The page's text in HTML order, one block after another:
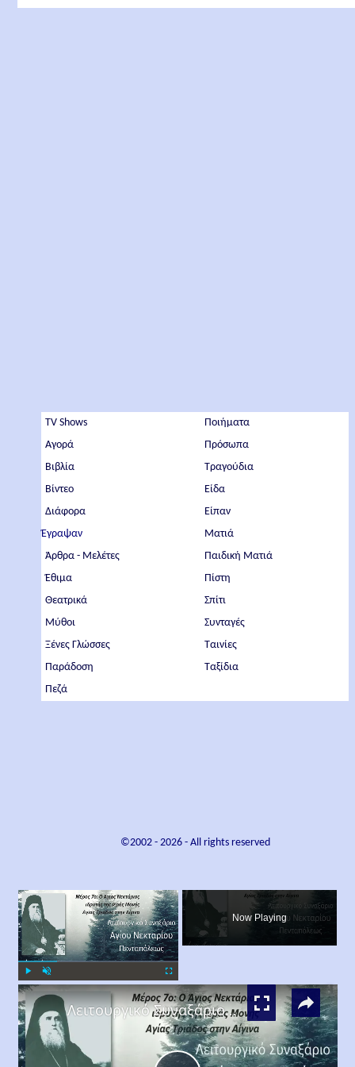
TV Shows
Αγορά
Βιβλία
Βίντεο
Διάφορα
Έγραψαν
Άρθρα - Μελέτες
Έθιμα
Θεατρικά
Μύθοι
Ξένες Γλώσσες
Παράδοση
Πεζά
Ποιήματα
Πρόσωπα
Τραγούδια
Είδα
Είπαν
Ματιά
Παιδική Ματιά
Πίστη
Σπίτι
Συνταγές
Ταινίες
Ταξίδια
©2002 - 2026- All rights reserved
×
Play Unmute Fullscreen
Now Playing
×
Λειτουργικό Συναξάριο Αγίου Νεκταρίου Πενταπόλεως | Μέρος 7ο